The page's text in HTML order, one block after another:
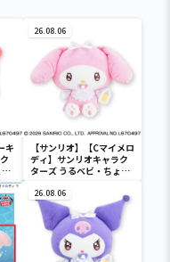
キ
26.08.06
【サンリオ】【Cマイメロ
ディ】サンリオキャラク
ターズ うるベビ・ちょい
26.08.06